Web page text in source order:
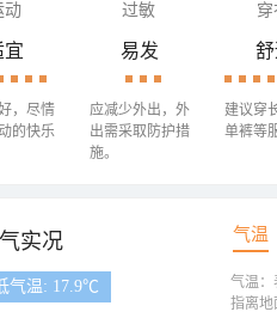
动 过敏 穿
宜
，尽情
的快乐
易发
应减少外出，外
出需采取防护措
施。
建议穿
单裤等
实况 气温
气温: 17.9℃
气温：
指离地